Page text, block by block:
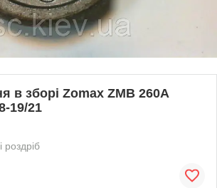
в зборі Zomax ZMB 260A
19/21
роздріб